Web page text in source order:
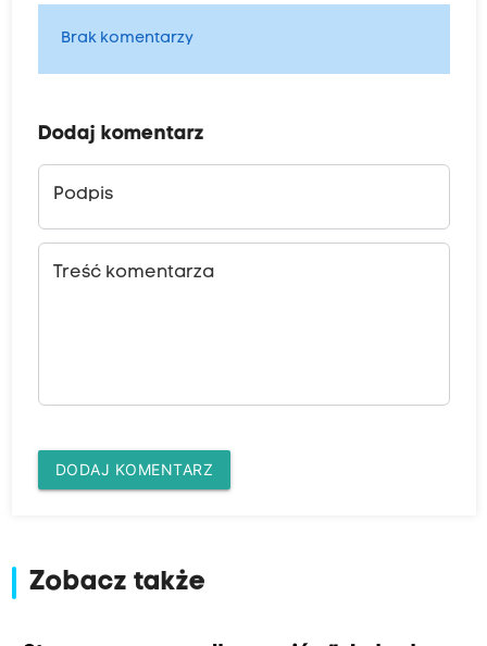
Brak komentarzy
Dodaj komentarz
Podpis
Treść komentarza
DODAJ KOMENTARZ
Zobacz także